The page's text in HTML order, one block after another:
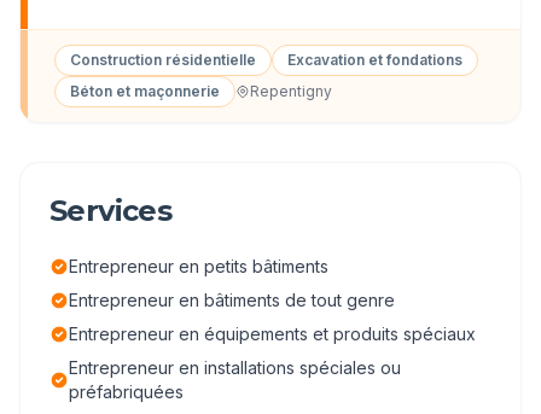
Construction résidentielle
Excavation et fondations
Béton et maçonnerie
Repentigny
Services
Entrepreneur en petits bâtiments
Entrepreneur en bâtiments de tout genre
Entrepreneur en équipements et produits spéciaux
Entrepreneur en installations spéciales ou
préfabriquées